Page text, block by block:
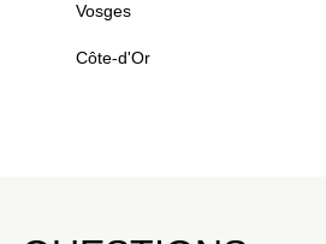
Vosges
Côte-d'Or